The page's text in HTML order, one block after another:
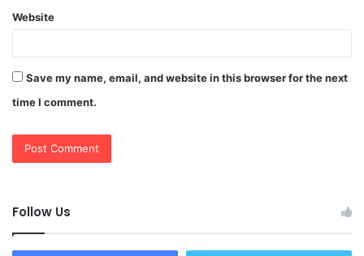
Website
Save my name, email, and website in this browser for the next
time I comment.
Follow Us